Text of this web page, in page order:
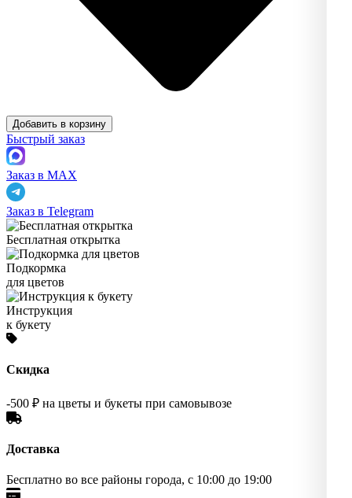
Добавить в корзину
Быстрый заказ
Заказ в MAX
Заказ в Telegram
Бесплатная открытка
Подкормка
для цветов
Инструкция
к букету
Скидка
-500 ₽ на цветы и букеты при самовывозе
Доставка
Бесплатно во все районы города, с 10:00 до 19:00